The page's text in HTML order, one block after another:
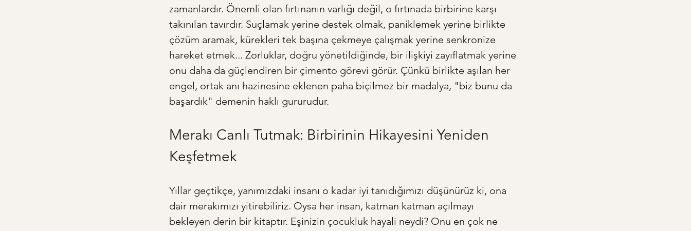
zamanlardır. Önemli olan fırtınanın varlığı değil, o fırtınada birbirine karşı
takınılan tavırdır. Suçlamak yerine destek olmak, paniklemek yerine birlikte
çözüm aramak, kürekleri tek başına çekmeye çalışmak yerine senkronize
hareket etmek... Zorluklar, doğru yönetildiğinde, bir ilişkiyi zayıflatmak yerine
onu daha da güçlendiren bir çimento görevi görür. Çünkü birlikte aşılan her
engel, ortak anı hazinesine eklenen paha biçilmez bir madalya, "biz bunu da
başardık" demenin haklı gururudur.
Merakı Canlı Tutmak: Birbirinin Hikayesini Yeniden
Keşfetmek
Yıllar geçtikçe, yanımızdaki insanı o kadar iyi tanıdığımızı düşünürüz ki, ona
dair merakımızı yitirebiliriz. Oysa her insan, katman katman açılmayı
bekleyen derin bir kitaptır. Eşinizin çocukluk hayali neydi? Onu en çok ne